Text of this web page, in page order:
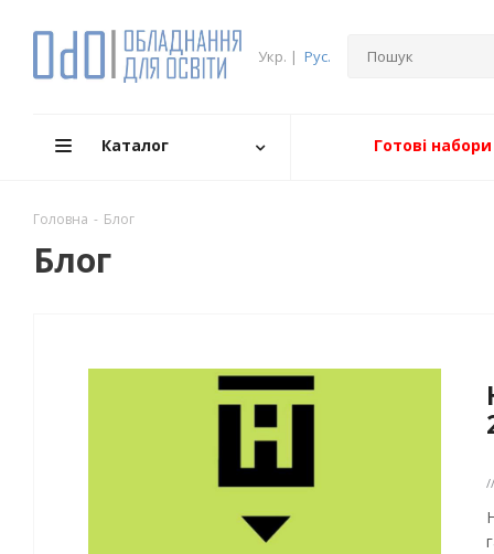
Укр. | Рус.
Каталог Готові набори
Головна - Блог
Блог